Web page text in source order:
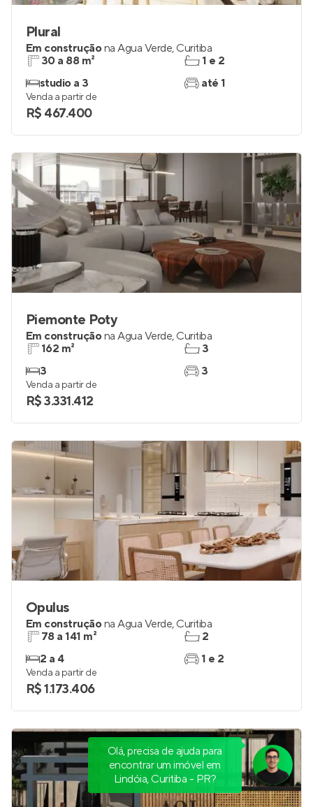
Plural
Em construçãona Água Verde, Curitiba
30 a 88 m²
studio a 3
1 e 2
até 1
Venda a partir de
R$ 467.400
Piemonte Poty
Em construçãona Água Verde, Curitiba
162 m²
3
3
3
Venda a partir de
R$ 3.331.412
Opulus
Em construçãona Água Verde, Curitiba
78 a 141 m²
2 a 4
2
1 e 2
Venda a partir de
R$ 1.173.406
Olá, precisa de ajuda para
encontrar um imóvel em
Lindóia, Curitiba - PR?